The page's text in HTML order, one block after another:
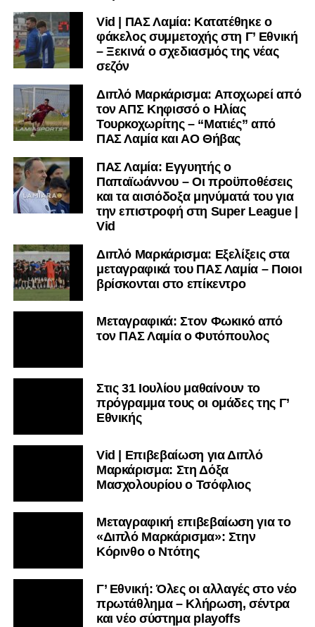
Ακολουθήστε το lamiara.grστοGoogle Newsγια να
μαθαίνετε πρώτοι τα κυανόλευκα νέα στην Ελλάδα και τον
υπόλοιπο κόσμο. Ακολουθήστε το lamiara.gr στο
Twitterκαι στο
μαθαίνετε σε χρόνο dt όλα τα νέα.
Vid | ΠΑΣ Λαμία: Κατατέθηκε ο
φάκελος συμμετοχής στη Γ’ Εθνική
– Ξεκινά ο σχεδιασμός της νέας
σεζόν
Διπλό Μαρκάρισμα: Αποχωρεί από
τον ΑΠΣ Κηφισσό ο Ηλίας
Τουρκοχωρίτης – “Ματιές” από
ΠΑΣ Λαμία και ΑΟ Θήβας
ΠΑΣ Λαμία: Εγγυητής ο
Παπαϊωάννου – Οι προϋποθέσεις
και τα αισιόδοξα μηνύματά του για
την επιστροφή στη Super League |
Vid
Διπλό Μαρκάρισμα: Εξελίξεις στα
μεταγραφικά του ΠΑΣ Λαμία – Ποιοι
βρίσκονται στο επίκεντρο
Μεταγραφικά: Στον Φωκικό από
τον ΠΑΣ Λαμία ο Φυτόπουλος
Στις 31 Ιουλίου μαθαίνουν το
πρόγραμμα τους οι ομάδες της Γ’
Εθνικής
Vid | Επιβεβαίωση για Διπλό
Μαρκάρισμα: Στη Δόξα
Μασχολουρίου ο Τσόφλιος
Μεταγραφική επιβεβαίωση για το
«Διπλό Μαρκάρισμα»: Στην
Κόρινθο ο Ντότης
Γ’ Εθνική: Όλες οι αλλαγές στο νέο
πρωτάθλημα – Κλήρωση, σέντρα
και νέο σύστημα playoffs